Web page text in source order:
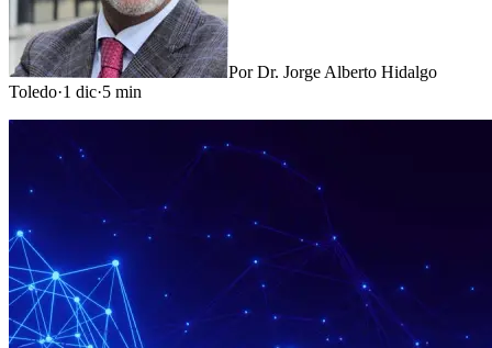
PorDr. Jorge Alberto Hidalgo
Toledo·1 dic·5 min